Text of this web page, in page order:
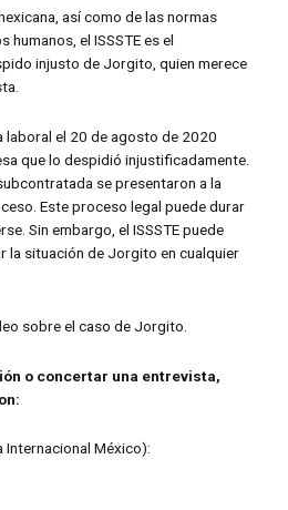
así como de las normas
humanos, el ISSSTE es el
injusto de Jorgito, quien merece
laboral el 20 de agosto de 2020
que lo despidió injustificadamente.
se presentaron a la
Este proceso legal puede durar
Sin embargo, el ISSSTE puede
la situación de Jorgito en cualquier
sobre el caso de Jorgito.
o concertar una entrevista,
México):